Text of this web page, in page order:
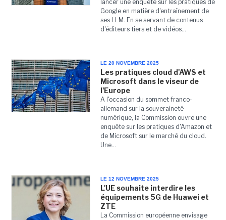
lancer une enquête sur les pratiques de
Google en matière d'entraînement de
ses LLM. En se servant de contenus
d'éditeurs tiers et de vidéos...
LE 20 NOVEMBRE 2025
Les pratiques cloud d'AWS et
Microsoft dans le viseur de
l'Europe
A l'occasion du sommet franco-
allemand sur la souveraineté
numérique, la Commission ouvre une
enquête sur les pratiques d'Amazon et
de Microsoft sur le marché du cloud.
Une...
LE 12 NOVEMBRE 2025
L'UE souhaite interdire les
équipements 5G de Huawei et
ZTE
La Commission européenne envisage